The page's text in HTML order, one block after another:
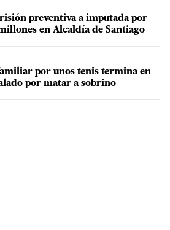
preventiva a imputada por
en Alcaldía de Santiago
por unos tenis termina en
por matar a sobrino